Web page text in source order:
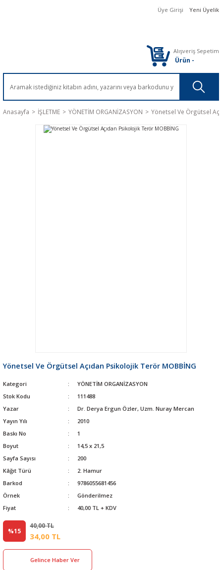
Üye Girişi Yeni Üyelik
Alışveriş Sepetim
Ürün -
Anasayfa İŞLETME YÖNETİM ORGANİZASYON Yönetsel Ve Örgütsel
Yönetsel Ve Örgütsel Açıdan Psikolojik Terör MOBBİNG
Kategori
YÖNETİM ORGANİZASYON
Stok Kodu
111488
Yazar
Dr. Derya Ergun Özler, Uzm. Nuray Mercan
Yayın Yılı
2010
Baskı No
1
Boyut
14,5 x 21,5
Sayfa Sayısı
200
Kâğıt Türü
2. Hamur
Barkod
9786055681456
Örnek
Gönderilmez
Fiyat
40,00 TL + KDV
%15
40,00 TL
34,00 TL
Gelince Haber Ver